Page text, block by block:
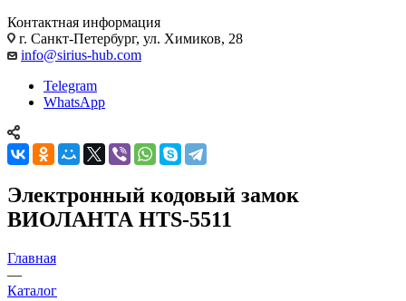
Контактная информация
г. Санкт-Петербург, ул. Химиков, 28
info@sirius-hub.com
Telegram
WhatsApp
Электронный кодовый замок
ВИОЛАНТА HTS-5511
Главная
—
Каталог